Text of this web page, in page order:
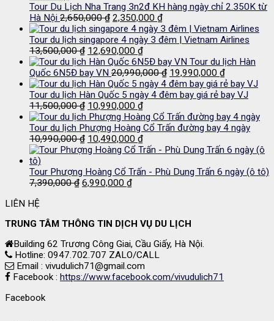
1,250,000 ₫.là:
1,150,000 ₫.
Tour Du Lịch Nha Trang 3n2đ KH hàng ngày chỉ 2.350K từ
Hà Nội 2,650,000₫ Giá
gốc
là:
2,650,000 ₫.
2,350,000 ₫Giá
hiện
tại
2,350,000 ₫.
Tour du lịch singapore 4 ngày 3 đêm | Vietnam Airlines
13,500,000₫ Giá
gốc
là:
13,500,000 ₫.
12,690,000 ₫Giá
hiện
tại
là:
12,690,000 ₫.
Tour du lịch Hàn
Quốc 6N5Đ bay VN 20,990,000₫ Giá
gốc
là:
19,990,000 ₫Giá
hiện
tại
19,990,000
Tour du lịch Hàn Quốc 5 ngày 4 đêm bay giá rẻ bay VJ
11,500,000₫ Giá
gốc
là:
11,500,000 ₫.
10,990,000 ₫Giá
hiện
tại
là:
10,990,000 ₫.
Tour du lịch Phượng Hoàng Cổ Trấn đường bay 4 ngày
10,990,000₫ Giá
gốc
10,990,000 ₫.
10,490,000 ₫Giá
hiện
là:
Tour Phượng Hoàng Cổ Trấn - Phù Dung Trấn 6 ngày (ô tô)
7,390,000₫ Giá
6,990,000 ₫Giá
6,990,000 ₫.
LIÊN HỆ
TRUNG TÂM THÔNG TIN DỊCH VỤ DU LỊCH
Building 62 Trương Công Giai, Cầu Giấy, Hà Nội.
Hotline: 0947.702.707 ZALO/CALL
Email : vivudulich71@gmail.com
Facebook : https://www.facebook.com/vivudulich71
Facebook